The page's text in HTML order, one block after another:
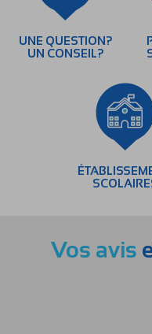
UNE QUESTION?
UN CONSEIL?
Vos avis